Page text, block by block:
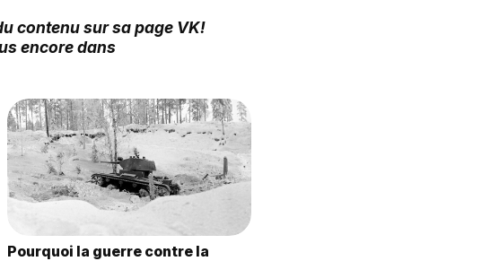
contenu sur sa page VK!
encore dans
Pourquoi la guerre contre la